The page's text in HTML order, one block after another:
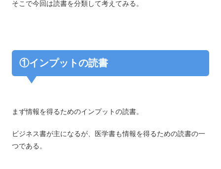
そこで今回は読書を分類して考えてみる。
①インプットの読書
まず情報を得るためのインプットの読書。
ビジネス書が主になるが、医学書も情報を得るための読書の一
つである。